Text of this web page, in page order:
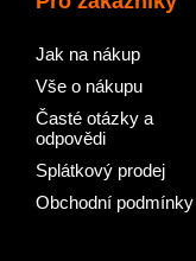
Jak na nákup
Vše o nákupu
Časté otázky a
odpovědi
Splátkový prodej
Obchodní podmínky